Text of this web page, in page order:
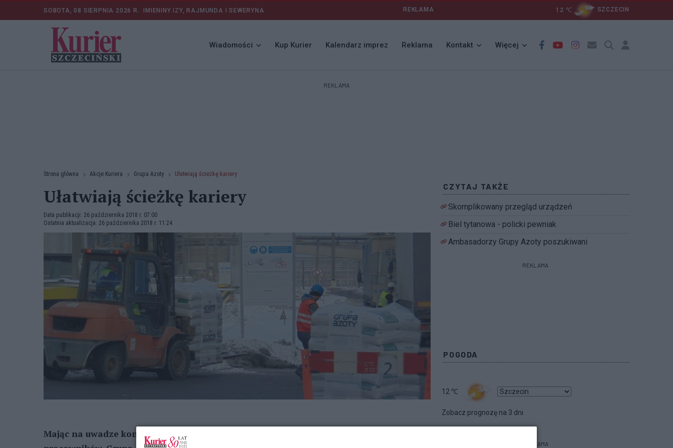
SOBOTA, 08 SIERPNIA 2026 R. IMIENINY IZY, RAJMUNDA I SEWERYNA REKLAMA 12 ℃ SZCZECIN
Wiadomości Kup Kurier Kalendarz imprez Reklama Kontakt Więcej
REKLAMA
Strona główna Akcje Kuriera Grupa Azoty Ułatwiają ścieżkę kariery
Ułatwiają ścieżkę kariery
Data publikacji: 26 października 2018 r. 07:00
Ostatnia aktualizacja: 26 października 2018 r. 11:24
Mając na uwadze konieczność ciągłego podnoszenia kwalifikacji zawodowych
CZYTAJ TAKŻE
Skomplikowany przegląd urządzeń
Biel tytanowa - policki pewniak
Ambasadorzy Grupy Azoty poszukiwani
REKLAMA
POGODA
12 ℃
Zobacz prognozę na 3 dni
REKLAMA